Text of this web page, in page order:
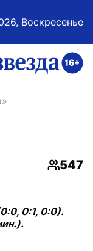
Воскресенье
547
0:1, 0:0).